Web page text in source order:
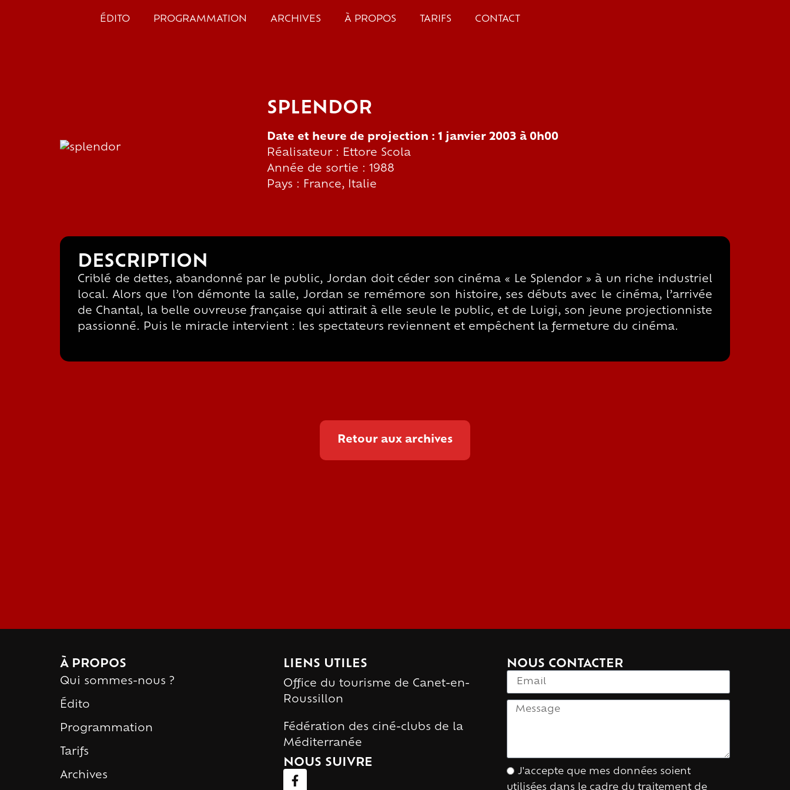
ÉDITO PROGRAMMATION ARCHIVES À PROPOS TARIFS CONTACT
SPLENDOR
Date et heure de projection : 1 janvier 2003 à 0h00
Réalisateur : Ettore Scola
Année de sortie : 1988
Pays : France, Italie
DESCRIPTION
Criblé de dettes, abandonné par le public, Jordan doit céder son cinéma « Le Splendor » à un riche industriel
local. Alors que l’on démonte la salle, Jordan se remémore son histoire, ses débuts avec le cinéma, l’arrivée
de Chantal, la belle ouvreuse française qui attirait à elle seule le public, et de Luigi, son jeune projectionniste
passionné. Puis le miracle intervient : les spectateurs reviennent et empêchent la fermeture du cinéma.
Retour aux archives
À PROPOS
Qui sommes-nous ?
Édito
Programmation
Tarifs
Archives
LIENS UTILES
Office du tourisme de Canet-en-
Roussillon
Fédération des ciné-clubs de la
Méditerranée
NOUS SUIVRE
NOUS CONTACTER
J'accepte que mes données soient
utilisées dans le cadre du traitement de